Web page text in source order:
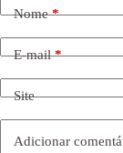
Nome*
E-mail*
Site
Adicionar